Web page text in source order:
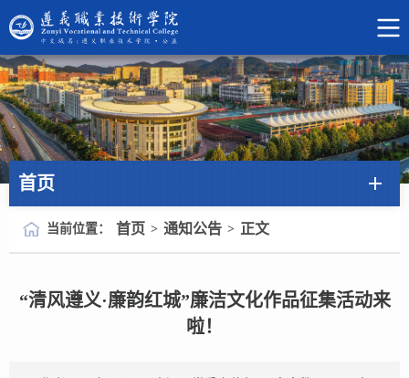
首页
当前位置： 首页 > 通知公告 > 正文
“清风遵义·廉韵红城”廉洁文化作品征集活动来
啦！